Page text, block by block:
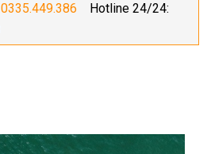
0335.449.386 Hotline 24/24: